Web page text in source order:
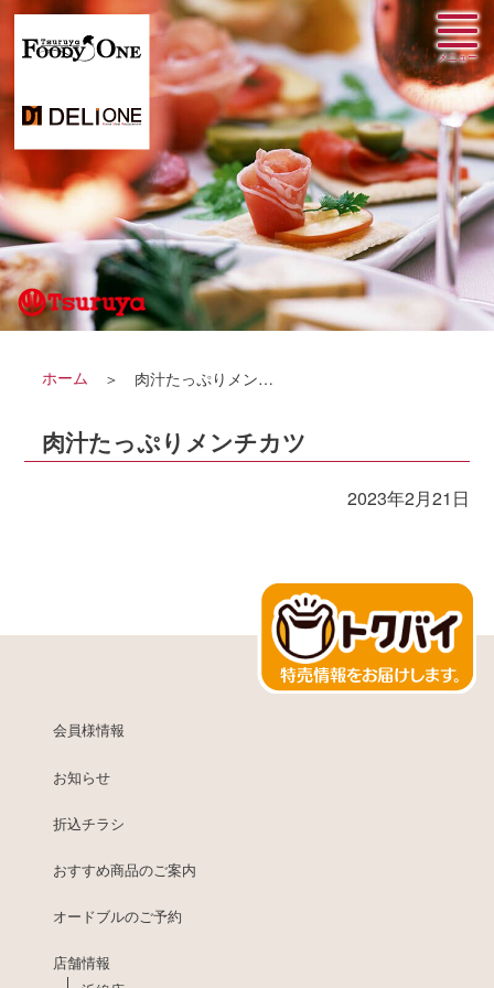
ホーム 肉汁たっぷりメンチカツ
肉汁たっぷりメンチカツ
2023年2月21日
会員様情報
お知らせ
折込チラシ
おすすめ商品のご案内
オードブルのご予約
店舗情報